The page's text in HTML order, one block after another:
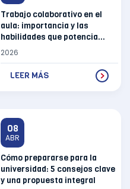
Trabajo colaborativo en el
aula: importancia y las
habilidades que potencia
en los estudiantes
2026
LEER MÁS
08
ABR
Cómo prepararse para la
universidad: 5 consejos clave
y una propuesta integral